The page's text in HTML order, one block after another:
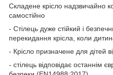
Складене крісло надзвичайно
самостійно
- Стілець дуже стійкий і
перекидання крісла, коли
- Крісло призначене для дітей
- стілець відповідає останнім